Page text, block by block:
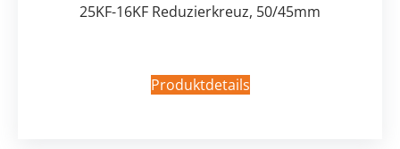
25KF-16KF Reduzierkreuz, 50/45mm
Produktdetails